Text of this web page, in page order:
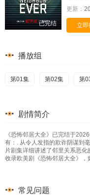
已完结
更新：
立即
播放组
第01集 第02集 第
剧情简介
《恐怖邻居大全》已完结于
有：. 从令人发指的欺诈阴谋到
片剧集详细讲述了邻里关系恶
收录欧美剧《恐怖邻居大全》，
常见问题